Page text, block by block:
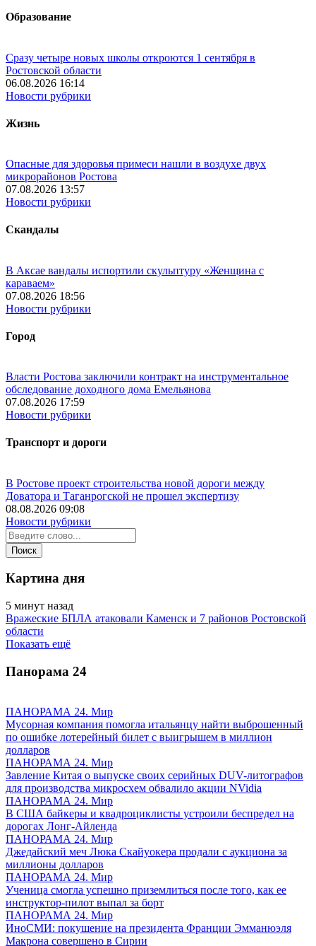
Образование
Сразу четыре новых школы откроются 1 сентября в
Ростовской области
06.08.2026 16:14
Новости рубрики
Жизнь
Опасные для здоровья примеси нашли в воздухе двух
микрорайонов Ростова
07.08.2026 13:57
Новости рубрики
Скандалы
В Аксае вандалы испортили скульптуру «Женщина с
караваем»
07.08.2026 18:56
Новости рубрики
Город
Власти Ростова заключили контракт на инструментальное
обследование доходного дома Емельянова
07.08.2026 17:59
Новости рубрики
Транспорт и дороги
В Ростове проект строительства новой дороги между
Доватора и Таганрогской не прошел экспертизу
08.08.2026 09:08
Новости рубрики
Картина дня
5 минут назад
Вражеские БПЛА атаковали Каменск и 7 районов Ростовской
области
Показать ещё
Панорама 24
ПАНОРАМА 24. Мир
Мусорная компания помогла итальянцу найти выброшенный
по ошибке лотерейный билет с выигрышем в миллион
долларов
ПАНОРАМА 24. Мир
Завление Китая о выпуске своих серийных DUV-литографов
для производства микросхем обвалило акции NVidia
ПАНОРАМА 24. Мир
В США байкеры и квадроциклисты устроили беспредел на
дорогах Лонг-Айленда
ПАНОРАМА 24. Мир
Джедайский меч Люка Скайуокера продали с аукциона за
миллионы долларов
ПАНОРАМА 24. Мир
Ученица смогла успешно приземлиться после того, как ее
инструктор-пилот выпал за борт
ПАНОРАМА 24. Мир
ИноСМИ: покушение на президента Франции Эмманюэля
Макрона совершено в Сирии